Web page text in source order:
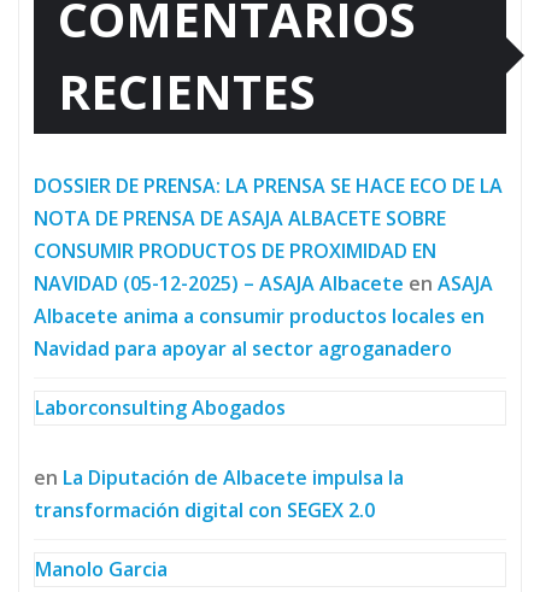
COMENTARIOS
RECIENTES
DOSSIER DE PRENSA: LA PRENSA SE HACE ECO DE LA
NOTA DE PRENSA DE ASAJA ALBACETE SOBRE
CONSUMIR PRODUCTOS DE PROXIMIDAD EN
NAVIDAD (05-12-2025) – ASAJA Albacete en ASAJA
Albacete anima a consumir productos locales en
Navidad para apoyar al sector agroganadero
Laborconsulting Abogados
en La Diputación de Albacete impulsa la
transformación digital con SEGEX 2.0
Manolo Garcia